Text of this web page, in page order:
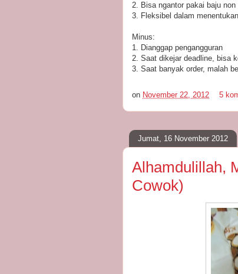
2. Bisa ngantor pakai baju non
3. Fleksibel dalam
Minus:
1. Dianggap pengangguran
2. Saat dikejar deadline, bisa
3. Saat banyak order, malah
on November 22, 2012 5
Jumat, 16 November 2012
Alhamdulillah,
Cowok)